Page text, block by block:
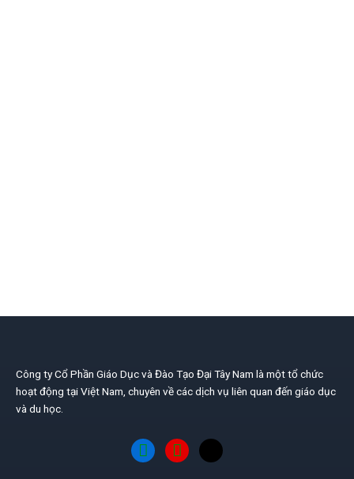
Công ty Cổ Phần Giáo Dục và Đào Tạo Đại Tây Nam là một tổ chức
hoạt động tại Việt Nam, chuyên về các dịch vụ liên quan đến giáo dục
và du học.